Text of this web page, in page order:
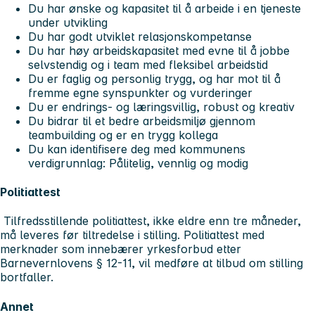
Du har ønske og kapasitet til å arbeide i en tjeneste
under utvikling
Du har godt utviklet relasjonskompetanse
Du har høy arbeidskapasitet med evne til å jobbe
selvstendig og i team med fleksibel arbeidstid
Du er faglig og personlig trygg, og har mot til å
fremme egne synspunkter og vurderinger
Du er endrings- og læringsvillig, robust og kreativ
Du bidrar til et bedre arbeidsmiljø gjennom
teambuilding og er en trygg kollega
Du kan identifisere deg med kommunens
verdigrunnlag: Pålitelig, vennlig og modig
Politiattest
Tilfredsstillende politiattest, ikke eldre enn tre måneder,
må leveres før tiltredelse i stilling. Politiattest med
merknader som innebærer yrkesforbud etter
Barnevernlovens § 12-11, vil medføre at tilbud om stilling
bortfaller.
Annet